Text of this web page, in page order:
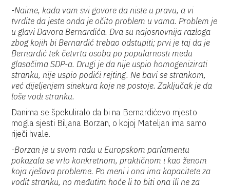
-Naime, kada vam svi govore da niste u pravu, a vi
tvrdite da jeste onda je očito problem u vama. Problem je
u glavi Davora Bernardića. Dva su najosnovnija razloga
zbog kojih bi Bernardić trebao odstupiti; prvi je taj da je
Bernardić tek četvrta osoba po popularnosti među
glasačima SDP-a. Drugi je da nije uspio homogenizirati
stranku, nije uspio podići rejting. Ne bavi se strankom,
već dijeljenjem sinekura koje ne postoje. Zaključak je da
loše vodi stranku.
Danima se špekuliralo da bi na Bernardićevo mjesto
mogla sjesti Biljana Borzan, o kojoj Mateljan ima samo
riječi hvale.
-Borzan je u svom radu u Europskom parlamentu
pokazala se vrlo konkretnom, praktičnom i kao ženom
koja rješava probleme. Po meni i ona ima kapacitete za
vodit stranku, no međutim hoće li to biti ona ili ne za